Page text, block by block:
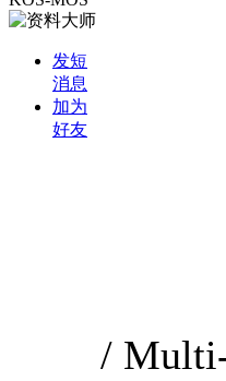
发短
消息
加为
好友
/